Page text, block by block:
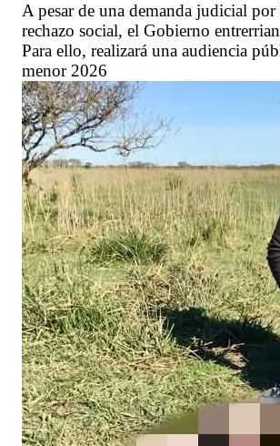
A pesar de una demanda judicial
rechazo social, el Gobierno
Para ello, realizará una audiencia
menor 2026